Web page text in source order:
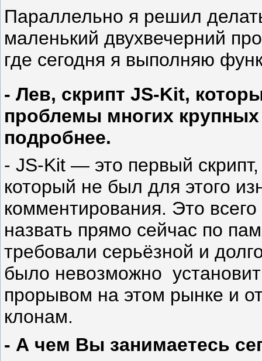
Параллельно я решил
маленький двухвечерний
где сегодня я выполняю
- Лев, скрипт JS-Kit,
проблемы многих
подробнее.
- JS-Kit — это первый
который не был для этого
комментирования. Это
назвать прямо сейчас по
требовали серьёзной и
было невозможно
прорывом на этом рынке и
клонам.
- А чем Вы занимаетесь